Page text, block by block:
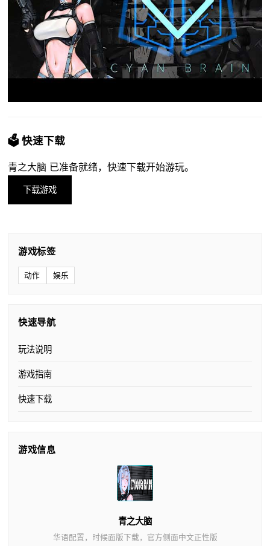
🗳️ 快速下载
青之大脑 已准备就绪，快速下载开始游玩。
下载游戏
游戏标签
动作 娱乐
快速导航
玩法说明
游戏指南
快速下载
游戏信息
青之大脑
华语配置，时候面版下载，官方侧面中文正性版